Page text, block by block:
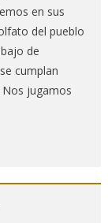
en sus
del pueblo
de
cumplan
jugamos